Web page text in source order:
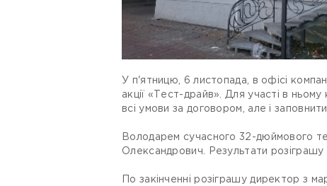
У п'ятницю, 6 листопада, в офісі
акції «Тест-драйв». Для участі в
всі умови за договором, але і заповнити
Володарем сучасного 32-дюймового
Олександрович. Результати розіграшу
По закінченні розіграшу директор з